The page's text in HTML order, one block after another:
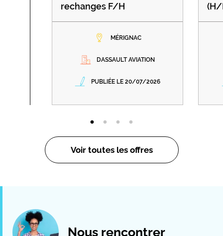
rechanges F/H
MÉRIGNAC
DASSAULT AVIATION
PUBLIÉE LE 20/07/2026
(H/
Voir toutes les offres
Nous rencontrer